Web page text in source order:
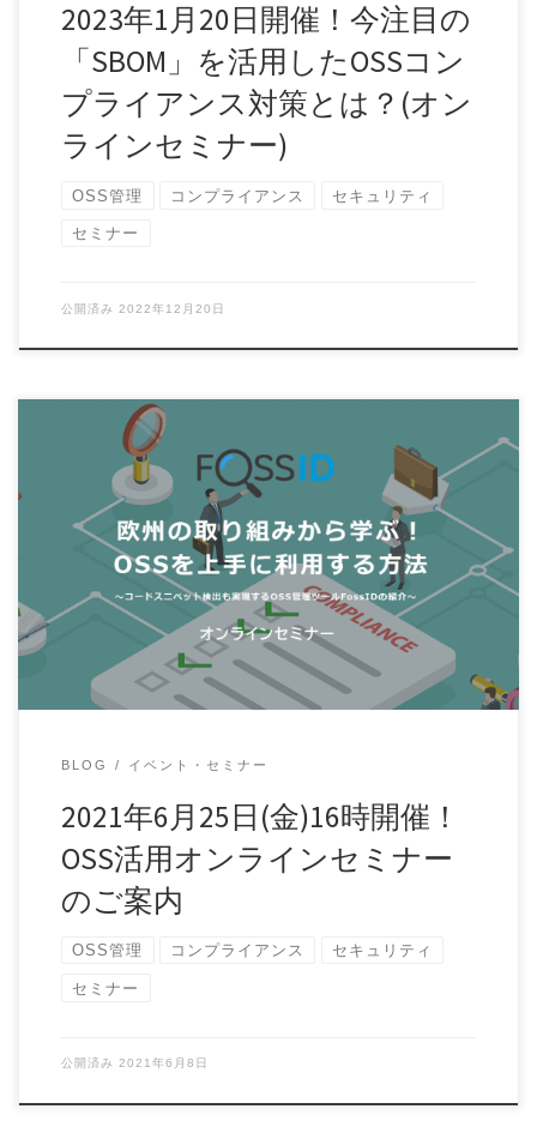
2023年1月20日開催！今注目の
「SBOM」を活用したOSSコン
プライアンス対策とは？(オン
ラインセミナー)
OSS管理 コンプライアンス セキュリティ
セミナー
公開済み 2022年12月20日
オープンソースソフトウェア(OSS)利用のリスク対策、お困
りありませんか？ ソフトウェア開発において […]
BLOG イベント・セミナー
2021年6月25日(金)16時開催！
OSS活用オンラインセミナー
のご案内
OSS管理 コンプライアンス セキュリティ
セミナー
公開済み 2021年6月8日